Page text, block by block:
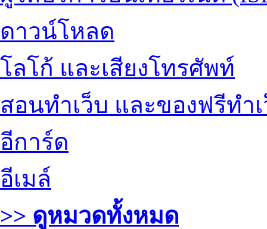
ดาวน์โหลด
โลโก้ และเสียงโทรศัพท์
สอนทำเว็บ และของฟรีทำ
อีการ์ด
อีเมล์
>> ดูหมวดทั้งหมด